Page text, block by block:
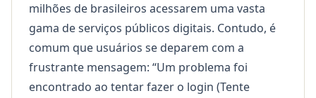
milhões de brasileiros acessarem uma vasta
gama de serviços públicos digitais. Contudo, é
comum que usuários se deparem com a
frustrante mensagem: “Um problema foi
encontrado ao tentar fazer o login (Tente